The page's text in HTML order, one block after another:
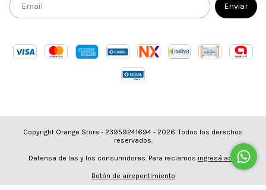
Copyright Orange Store - 23959241694 - 2026. Todos los derechos
reservados.
Defensa de las y los consumidores. Para reclamos ingresá acá.
Botón de arrepentimiento